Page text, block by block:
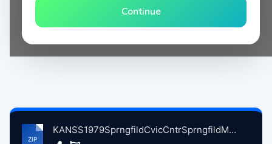
Continue
KANSS1979SprngfildCvicCntrSprngfildMA, 9-2-1979 atse.zip